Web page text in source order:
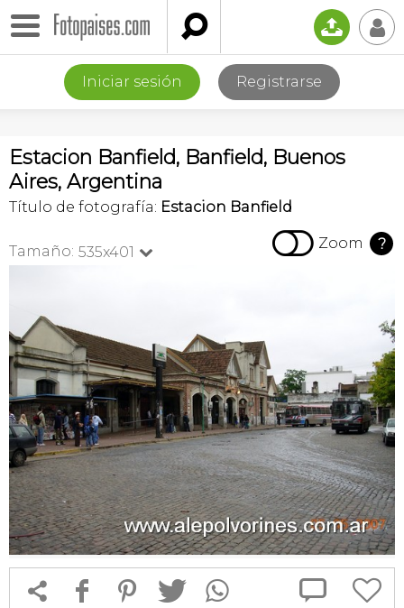
 📤 👤
Iniciar sesión Registrarse
Estacion Banfield, Banfield, Buenos
Aires, Argentina
Título de fotografía: Estacion Banfield
Tamaño: 535x401   Zoom ?
 f 1 T  